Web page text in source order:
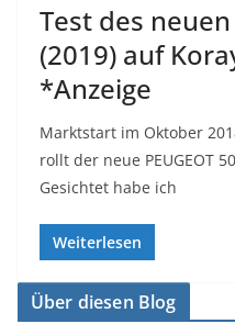
Test des neuen
(2019) auf
*Anzeige
Marktstart im Oktober
rollt der neue PEUGEOT
Gesichtet habe ich
Weiterlesen
Über diesen Blog